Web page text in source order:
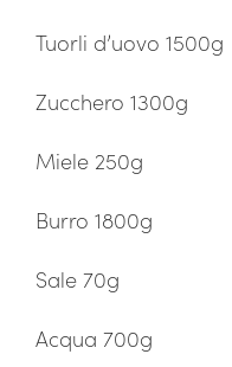
Tuorli d’uovo 1500g
Zucchero 1300g
Miele 250g
Burro 1800g
Sale 70g
Acqua 700g